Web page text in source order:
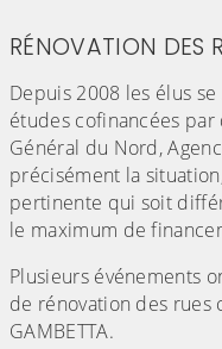
RÉNOVATION DES
Depuis 2008 les élus
études cofinancées
Général du Nord,
précisément la
pertinente qui soit
le maximum de
Plusieurs événements
de rénovation des rues
GAMBETTA.